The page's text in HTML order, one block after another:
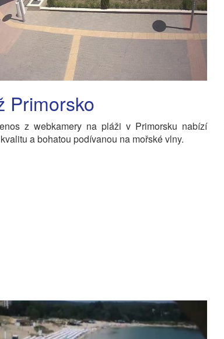
Primorsko
z webkamery na pláži v Primorsku nabízí
a bohatou podívanou na mořské vlny.